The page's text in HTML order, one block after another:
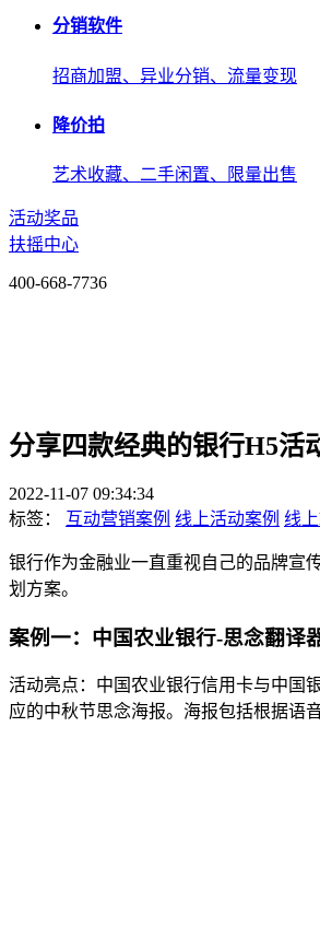
分销软件
招商加盟、异业分销、流量变现
降价拍
艺术收藏、二手闲置、限量出售
活动奖品
扶摇中心
400-668-7736
分享四款经典的银行H5活
2022-11-07 09:34:34
标签： 互动营销案例 线上活动案例 线
银行作为金融业一直重视自己的品牌宣
划方案。
案例一：中国农业银行-思念翻译
活动亮点：中国农业银行信用卡与中国
应的中秋节思念海报。海报包括根据语